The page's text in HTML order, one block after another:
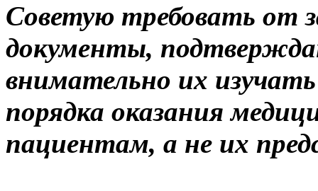
Советую требовать от
документы,
внимательно их
порядка оказания
пациентам, а не их